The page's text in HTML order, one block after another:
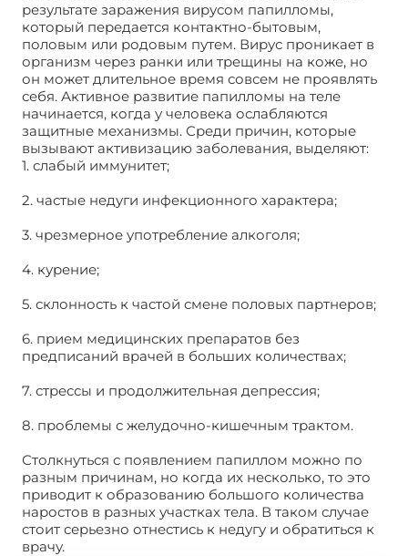
результате заражения вирусом папилломы,
который передается контактно-бытовым,
половым или родовым путем. Вирус проникает в
организм через ранки или трещины на коже, но
он может длительное время совсем не проявлять
себя. Активное развитие папилломы на теле
начинается, когда у человека ослабляются
защитные механизмы. Среди причин, которые
вызывают активизацию заболевания, выделяют:
1. слабый иммунитет;
2. частые недуги инфекционного характера;
3. чрезмерное употребление алкоголя;
4. курение;
5. склонность к частой смене половых партнеров;
6. прием медицинских препаратов без
предписаний врачей в больших количествах;
7. стрессы и продолжительная депрессия;
8. проблемы с желудочно-кишечным трактом.
Столкнуться с появлением папиллом можно по
разным причинам, но когда их несколько, то это
приводит к образованию большого количества
наростов в разных участках тела. В таком случае
стоит серьезно отнестись к недугу и обратиться к
врачу.